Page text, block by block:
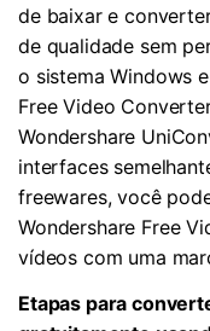
de baixar e
de qualidade sem
o sistema Windows
Free Video
Wondershare
interfaces
freewares, você
Wondershare Free
vídeos com uma
Etapas para